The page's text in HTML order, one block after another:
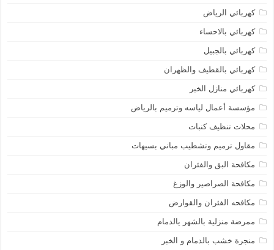
كهربائي الرياض
كهربائي بالاحساء
كهربائي بالجبيل
كهربائي بالقطيف والظهران
كهربائي منازل الخبر
مؤسسة أعمال لياسه وترميم بالرياض
محلات تنظيف كنبات
مقاول ترميم وتشطيب مباني بسيهات
مكافحة البق والفئران
مكافحة الصراصير والوزغ
مكافحه الفئران والقوارض
ممرضة منزلية بالشهر يالدمام
منجرة خشب بالدمام و الخبر